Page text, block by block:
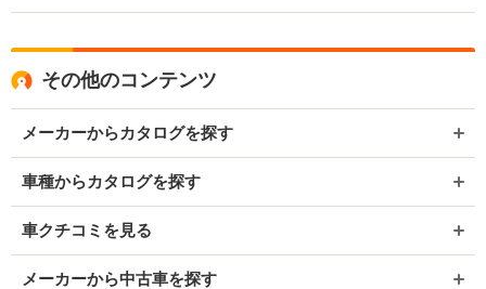
その他のコンテンツ
メーカーからカタログを探す
車種からカタログを探す
車クチコミを見る
メーカーから中古車を探す